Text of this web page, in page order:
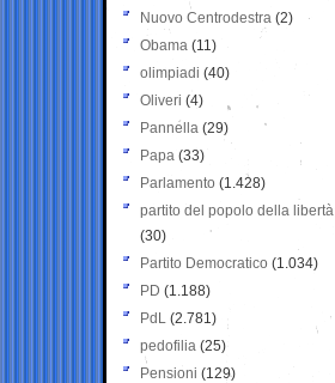
Nuovo Centrodestra (2)
Obama (11)
olimpiadi (40)
Oliveri (4)
Pannella (29)
Papa (33)
Parlamento (1.428)
partito del popolo della libertà
(30)
Partito Democratico (1.034)
PD (1.188)
PdL (2.781)
pedofilia (25)
Pensioni (129)